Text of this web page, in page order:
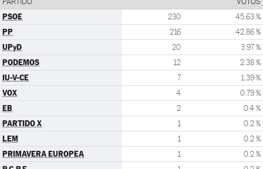
PSOE 230 45.63 %
PP 216 42.86 %
UPyD 20 3.97 %
PODEMOS 12 2.38 %
IU-V-CE 7 1.39 %
VOX 4 0.79 %
EB 2 0.4 %
PARTIDO X 1 0.2 %
LEM 1 0.2 %
PRIMAVERA EUROPEA 1 0.2 %